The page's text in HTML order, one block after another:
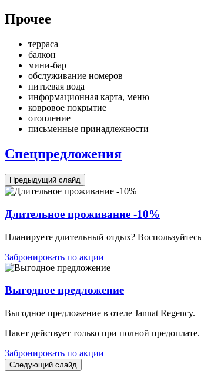
Прочее
терраса
балкон
мини-бар
обслуживание номеров
питьевая вода
информационная карта, меню
ковровое покрытие
отопление
письменные принадлежности
Спецпредложения
Предыдущий слайд
Длительное проживание -10%
Планируете длительный отдых?
Забронировать по акции
Выгодное предложение
Выгодное предложение в отеле Jannat Regency.
Пакет действует только при полной
Забронировать по акции
Следующий слайд